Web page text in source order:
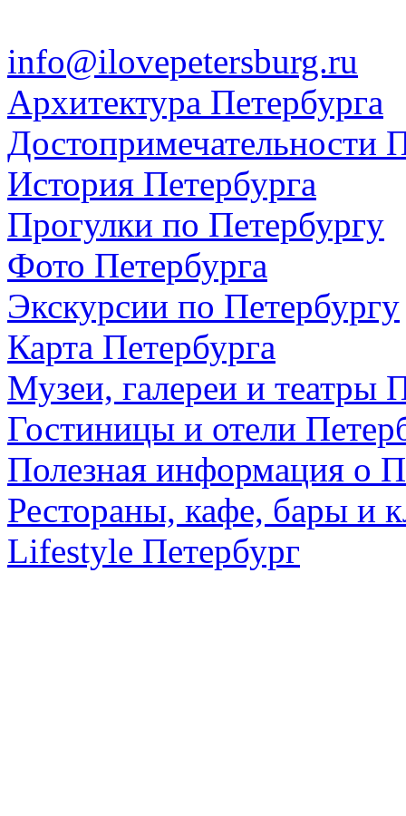
info@ilovepetersburg.ru
Архитектура Петербурга
Достопримечательности
История Петербурга
Прогулки по Петербургу
Фото Петербурга
Экскурсии по Петербургу
Карта Петербурга
Музеи, галереи и театры
Гостиницы и отели
Полезная информация о
Рестораны, кафе, бары и
Lifestyle Петербург